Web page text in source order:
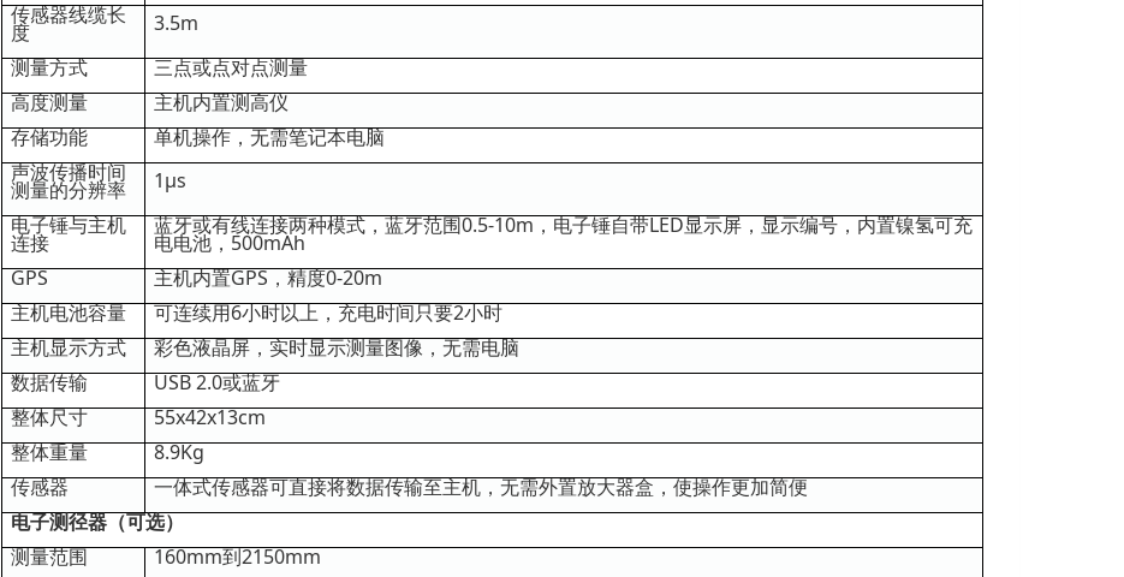
传感器线缆长
度
3.5m
测量方式
三点或点对点测量
高度测量
主机内置测高仪
存储功能
单机操作，无需笔记本电脑
声波传播时间
测量的分辨率
1μs
电子锤与主机
连接
蓝牙或有线连接两种模式，蓝牙范围0.5-10m，电子锤自带LED显示屏，显示编号，内置镍氢可充
电电池，500mAh
GPS
主机内置GPS，精度0-20m
主机电池容量
可连续用6小时以上，充电时间只要2小时
主机显示方式
彩色液晶屏，实时显示测量图像，无需电脑
数据传输
USB 2.0或蓝牙
整体尺寸
55x42x13cm
整体重量
8.9Kg
传感器
一体式传感器可直接将数据传输至主机，无需外置放大器盒，使操作更加简便
电子测径器（可选）
测量范围
160mm到2150mm